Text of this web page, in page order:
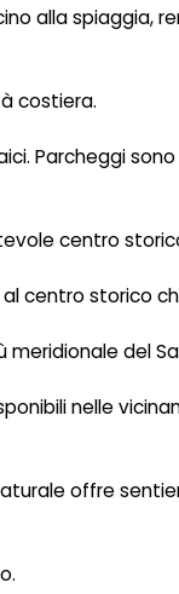
alla spiaggia,
costiera.
Parcheggi sono
centro
centro storico
meridionale del
nelle
offre